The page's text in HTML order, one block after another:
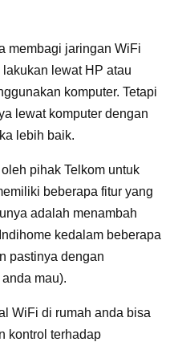
membagi jaringan WiFi
lewat HP atau
komputer. Tetapi
lewat komputer dengan
lebih baik.
pihak Telkom untuk
beberapa fitur yang
adalah menambah
kedalam beberapa
pastinya dengan
mau).
WiFi di rumah anda bisa
kontrol terhadap